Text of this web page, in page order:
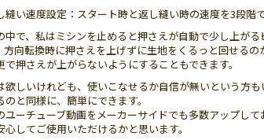
い速度設定：スタート時と返し縫い時の速度を3段階で
中で、私はミシンを止めると押さえが自動で少し上が
向転換時に押さえを上げずに生地をくるっと回せるの
押さえが上がらないようにすることもできます。
欲しいけれども、使いこなせるか自信が無いという方も
と同様に、簡単にできます。
ーチューブ動画をメーカーサイドでも多数アップして
してご使用いただけるかと思います。